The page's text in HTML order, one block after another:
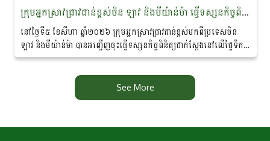
ក្រុមអ្នកស្រាវជ្រាវជាន់ខ្ពស់ចិន ឡាវ និងមីយ៉ាន់ម៉ា ធ្វើទស្សន​កិច្ច​ពិនិត្យជាក់ស្តែងនៅដែនជម្រកសត្វផ្សោតទន្លេមេគង្គ ក្នុងខេត្តក្រចេះ
នៅថ្ងៃទី៥ ខែសីហា ឆ្នាំ២០២៦ ក្រុមអ្នកស្រាវជ្រាវជាន់ខ្ពស់ម​ក​ពី​ប្រទេសចិន
ឡាវ និងមីយ៉ាន់ម៉ា បានអញ្ជើញចុះធ្វើទស្សនកិច្ច​ពិនិត្យ​ជាក់ស្តែងនៅលើផ្ទៃទឹក
នៃទន្លេមេគង្គ...
See More